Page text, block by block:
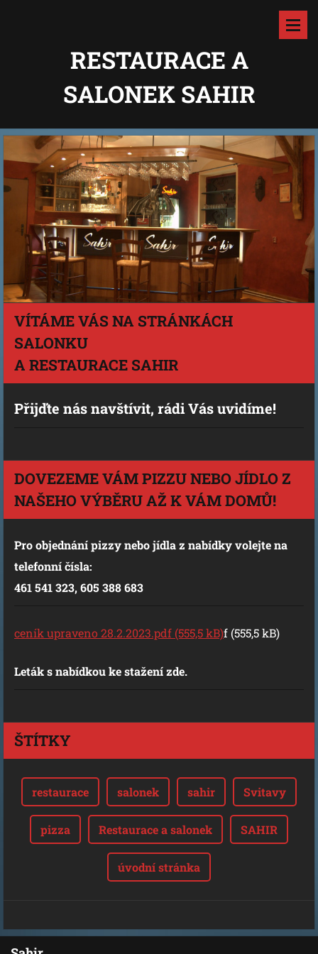
RESTAURACE A
SALONEK SAHIR
VÍTÁME VÁS NA STRÁNKÁCH
SALONKU
A RESTAURACE SAHIR
Přijďte nás navštívit, rádi Vás uvidíme!
DOVEZEME VÁM PIZZU NEBO JÍDLO Z
NAŠEHO VÝBĚRU AŽ K VÁM DOMŮ!
Pro objednání pizzy nebo jídla z nabídky volejte na
telefonní čísla:
461 541 323, 605 388 683
ceník upraveno 28.2.2023.pdf (555,5 kB)f (555,5 kB)
Leták s nabídkou ke stažení zde.
ŠTÍTKY
restaurace salonek sahir Svitavy
pizza Restaurace a salonek SAHIR
úvodní stránka